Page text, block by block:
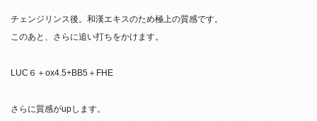
チェンジリンス後。和漢エキスのため極上の質感です。
このあと、さらに追い打ちをかけます。
LUC６＋ox4.5+BB5＋FHE
さらに質感がupします。